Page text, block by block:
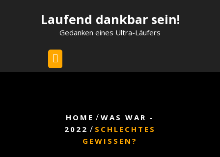
Laufend dankbar sein!
Gedanken eines Ultra-Läufers
HOME / WAS WAR -
2022 / SCHLECHTES
GEWISSEN?